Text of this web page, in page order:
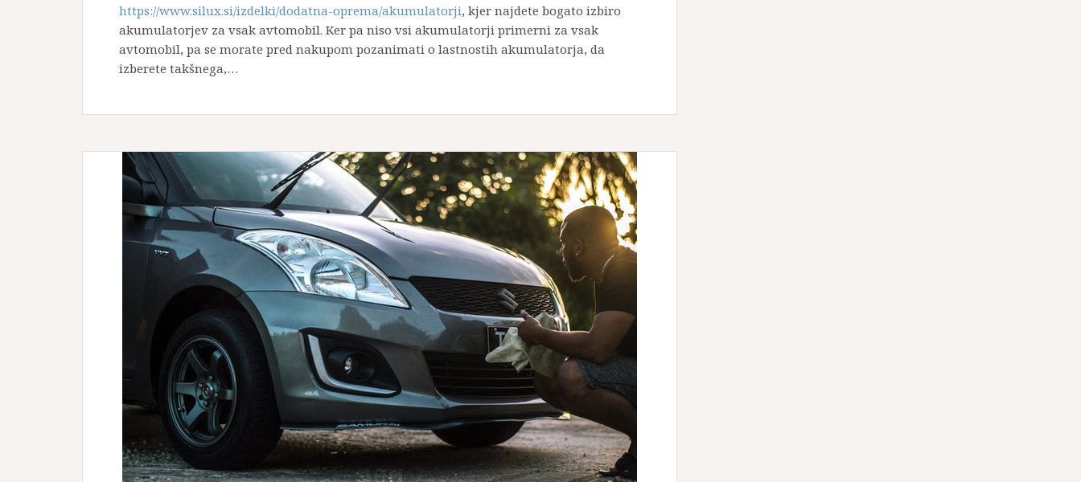
https://www.silux.si/izdelki/dodatna-oprema/akumulatorji, kjer najdete bogato izbiro
akumulatorjev za vsak avtomobil. Ker pa niso vsi akumulatorji primerni za vsak
avtomobil, pa se morate pred nakupom pozanimati o lastnostih akumulatorja, da
izberete takšnega,…